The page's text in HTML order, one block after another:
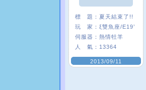
標 題： 夏天結束了!!
玩 家： ξ雙魚座/E19’
伺服器： 熱情牡羊
人 氣： 13364
2013/09/11